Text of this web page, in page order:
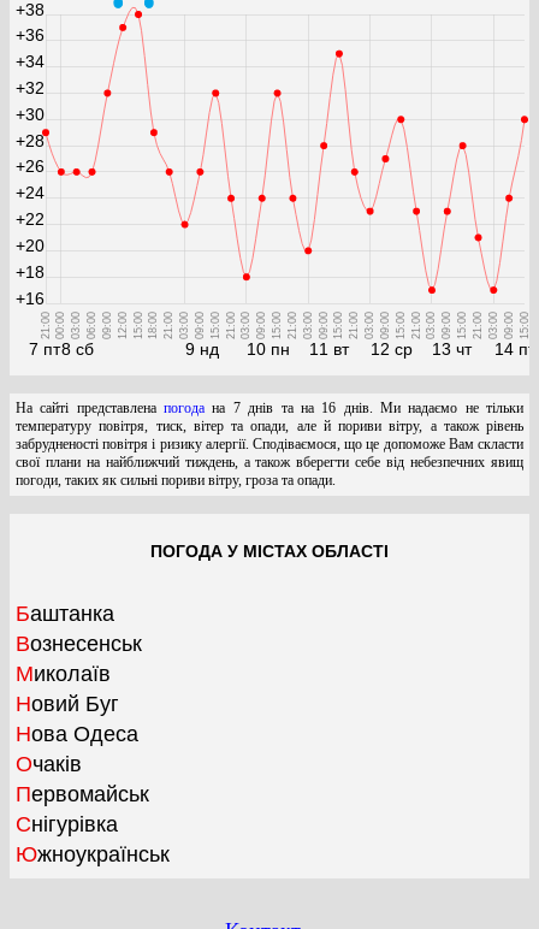
7 пт
21:00
8 сб
00:00 03:00 06:00 09:00 12:00 15:00 18:00 21:00
9 нд
03:00 09:00 15:00 21:00
10 пн
03:00 09:00 15:00 21:00
11 вт
03:00 09:00 15:00 21:00
12 ср
03:00 09:00 15:00 21:00
13 чт
03:00 09:00 15:00 21:00
14 пт
03:00 09:00 15:00
+16
+18
+20
+22
+24
+26
+28
+30
+32
+34
+36
+38
На сайті представленапогода на 7 днів та на 16 днів. Ми надаємо не тільки
температуру повітря, тиск, вітер та опади, але й пориви вітру, а також рівень
забрудненості повітря і ризику алергії. Сподіваємося, що це допоможе Вам скласти
свої плани на найближчий тиждень, а також вберегти себе від небезпечних явищ
погоди, таких як сильні пориви вітру, гроза та опади.
ПОГОДА У МІСТАХ ОБЛАСТІ
Баштанка
Вознесенськ
Миколаїв
Новий Буг
Нова Одеса
Очаків
Первомайськ
Снігурівка
Южноукраїнськ